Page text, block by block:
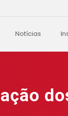
Notícias